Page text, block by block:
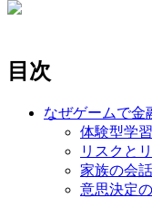
目次
なぜゲームで金
体験型学
リスクと
家族の会
意思決定